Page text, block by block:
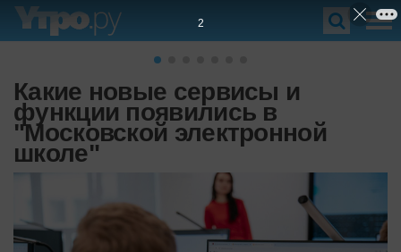
Какие новые сервисы и
функции появились в
"Московской электронной
школе"
1